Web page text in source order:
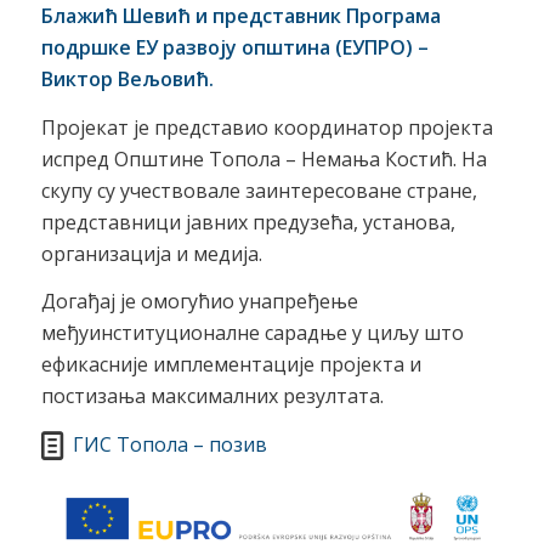
Блажић Шевић и предстaвник Програма
подршке ЕУ развоју општина (ЕУПРО) –
Виктор Вељовић.
Пројекат је представио координатор пројекта
испред Општине Топола – Немања Костић. На
скупу су учествовале заинтересоване стране,
представници јавних предузећа, установа,
организација и медија.
Догађај је омогућио унапређење
међуинституционалне сарадње у циљу што
ефикасније имплементације пројекта и
постизања максималних резултата.
ГИС Топола – позив